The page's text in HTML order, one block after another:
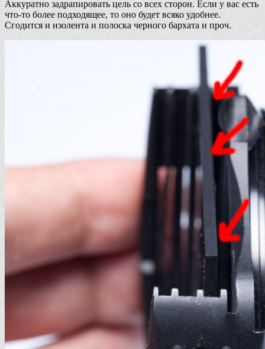
Аккуратно задрапировать цель со всех сторон. Если у вас есть
что-то более подходящее, то оно будет всяко удобнее.
Сгодится и изолента и полоска черного бархата и проч.